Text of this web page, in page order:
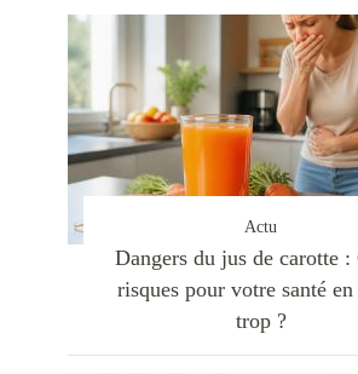
Actu
Dangers du jus de carotte :
risques pour votre santé
trop ?